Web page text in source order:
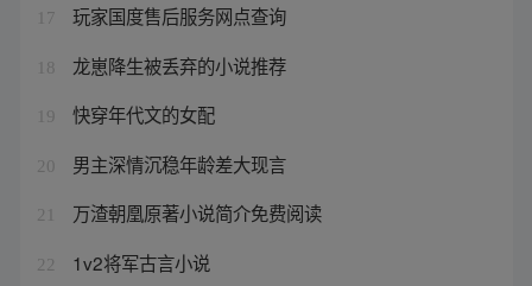
17 玩家国度售后服务网点查询
18 龙崽降生被丢弃的小说推荐
19 快穿年代文的女配
20 男主深情沉稳年龄差大现言
21 万渣朝凰原著小说简介免费阅读
22 1v2将军古言小说